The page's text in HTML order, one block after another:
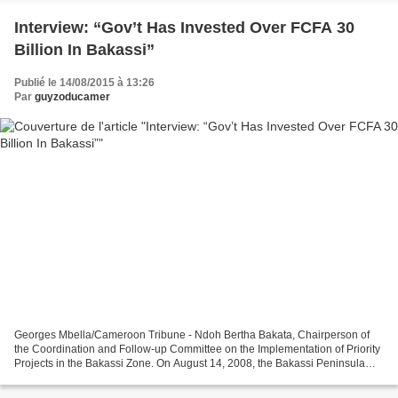
Interview: “Gov’t Has Invested Over FCFA 30
Billion In Bakassi”
Publié le 14/08/2015 à 13:26
Par guyzoducamer
Georges Mbella/Cameroon Tribune - Ndoh Bertha Bakata, Chairperson of
the Coordination and Follow-up Committee on the Implementation of Priority
Projects in the Bakassi Zone. On August 14, 2008, the Bakassi Peninsula